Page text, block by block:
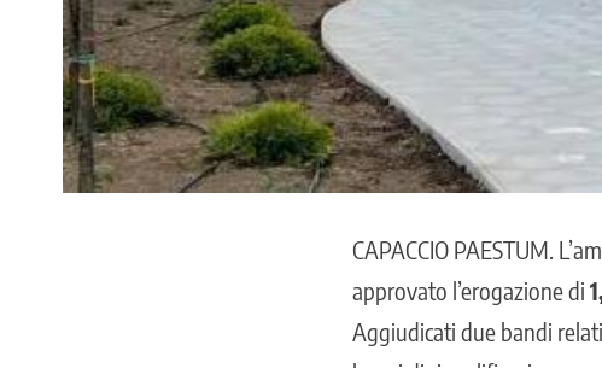
CAPACCIO PAESTUM.
approvato l’erogazione di
Aggiudicati due bandi